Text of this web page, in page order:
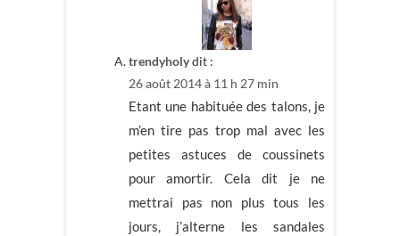
trendyholydit :
26 août 2014 à 11 h 27 min
Etant une habituée des talons, je
m’en tire pas trop mal avec les
petites astuces de coussinets
pour amortir. Cela dit je ne
mettrai pas non plus tous les
jours, j’alterne les sandales